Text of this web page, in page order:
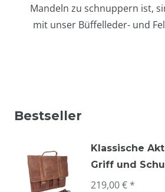
Mandeln zu schnuppern ist,
mit unser Büffelleder- und
Bestseller
Klassische
Griff und
219,00 € *